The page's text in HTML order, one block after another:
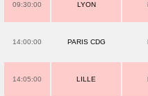
09:30:00 LYON
14:00:00 PARIS CDG
14:05:00 LILLE